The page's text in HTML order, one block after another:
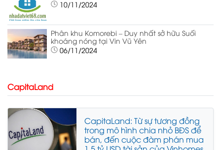
10/11/2024
Phân khu Komorebi – Duy nhất sở hữu Suối
khoáng nóng tại Vin Vũ Yên
06/11/2024
CapitaLand
CapitaLand: Từ sự tương đồng
trong mô hình chia nhỏ BĐS để
bán, đến cuộc đàm phán mua